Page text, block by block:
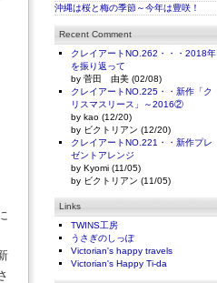
沖縄は桜と梅の季節～今年は豊咲！
Recent Comment
クレイアートNO.262・・・2018年
を振り返って
by 菅田 由美 (02/08)
クレイアートNO.225・・新作「ク
リスマスリース」～2016②
by kao (12/20)
by ビクトリアン (12/20)
クレイアートNO.221・・新作プレ
ゼントアレンジ
by Kyomi (11/05)
by ビクトリアン (11/05)
Links
TWINS工房
うさぎのしっぽ
Victorian's happy travels
Victorian's Happy Ti-da